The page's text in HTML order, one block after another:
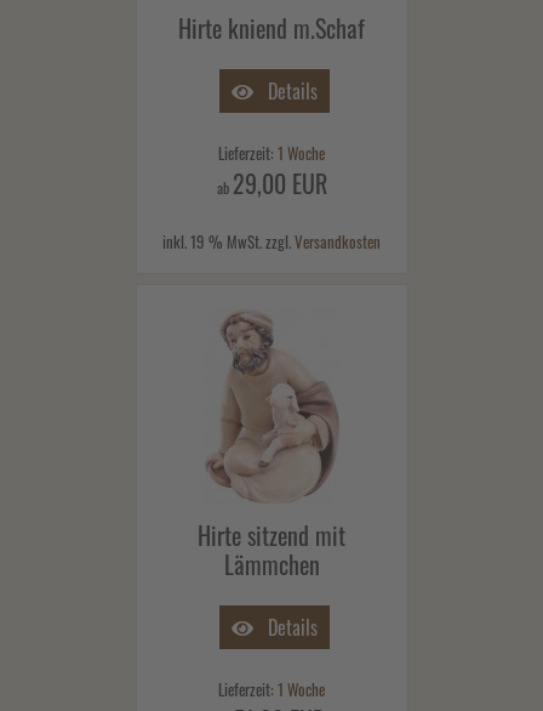
Hirte kniend m.Schaf
Details
Lieferzeit: 1 Woche
ab 29,00 EUR
inkl. 19 % MwSt. zzgl.Versandkosten
Hirte sitzend mit
Lämmchen
Details
Lieferzeit: 1 Woche